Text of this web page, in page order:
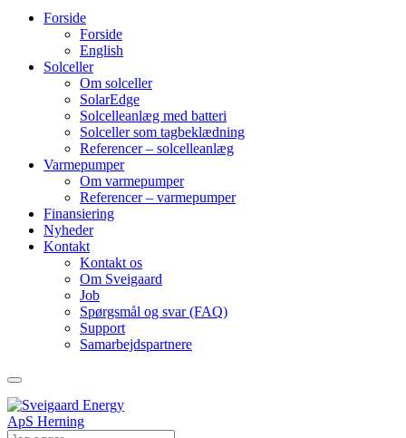
Forside
Forside
English
Solceller
Om solceller
SolarEdge
Solcelleanlæg med batteri
Solceller som tagbeklædning
Referencer – solcelleanlæg
Varmepumper
Om varmepumper
Referencer – varmepumper
Finansiering
Nyheder
Kontakt
Kontakt os
Om Sveigaard
Job
Spørgsmål og svar (FAQ)
Support
Samarbejdspartnere